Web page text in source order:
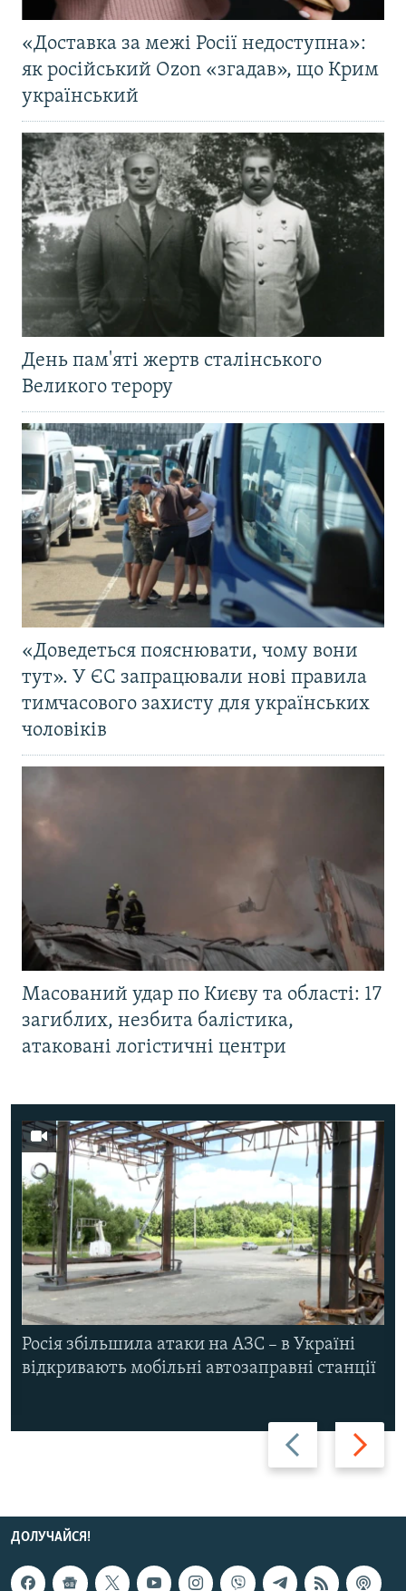
«Доставка за межі Росії недоступна»:
як російський Ozon «згадав», що Крим
український
День пам'яті жертв сталінського
Великого терору
«Доведеться пояснювати, чому вони
тут». У ЄС запрацювали нові правила
тимчасового захисту для українських
чоловіків
Масований удар по Києву та області: 17
загиблих, незбита балістика,
атаковані логістичні центри
Назад Вперед
Росія збільшила атаки на АЗС – в Україні
відкривають мобільні автозаправні станції
ДОЛУЧАЙСЯ!